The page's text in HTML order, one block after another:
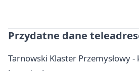
Przydatne dane
Tarnowski Klaster Przemysłowy -